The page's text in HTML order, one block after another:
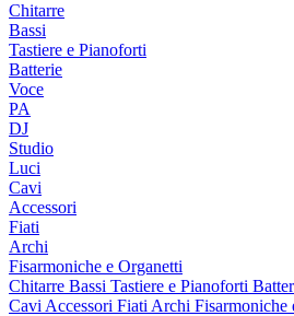
Chitarre
Bassi
Tastiere e Pianoforti
Batterie
Voce
PA
DJ
Studio
Luci
Cavi
Accessori
Fiati
Archi
Fisarmoniche e Organetti
Chitarre Bassi Tastiere e Pianoforti
Cavi Accessori Fiati Archi Fisarmoniche